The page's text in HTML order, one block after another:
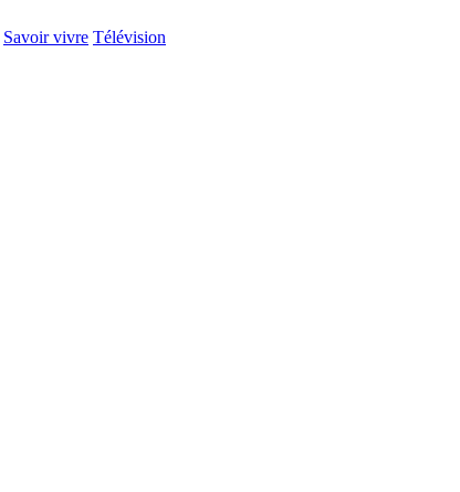
Savoir vivre Télévision